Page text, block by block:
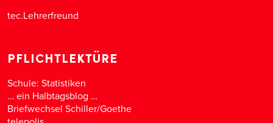
tec.Lehrerfreund
PFLICHTLEKTÜRE
Schule: Statistiken
… ein Halbtagsblog …
Briefwechsel Schiller/Goethe